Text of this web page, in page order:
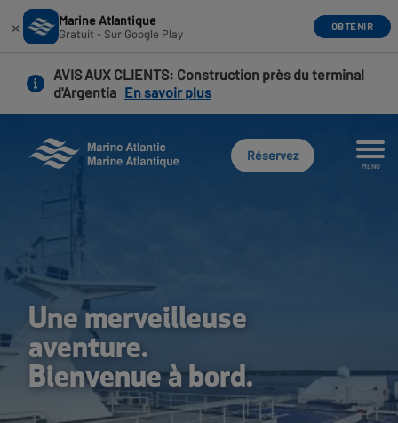
contenu
principal
× Marine Atlantique
Gratuit - Sur Google Play OBTENIR
AVIS AUX CLIENTS: Construction près du terminal
d'Argentia En savoir plus
Réservez
MENU
Une merveilleuse
aventure.
Bienvenue à bord.